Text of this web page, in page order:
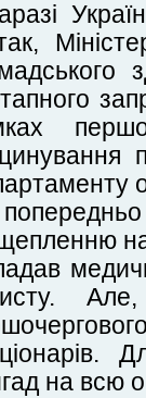
на всю